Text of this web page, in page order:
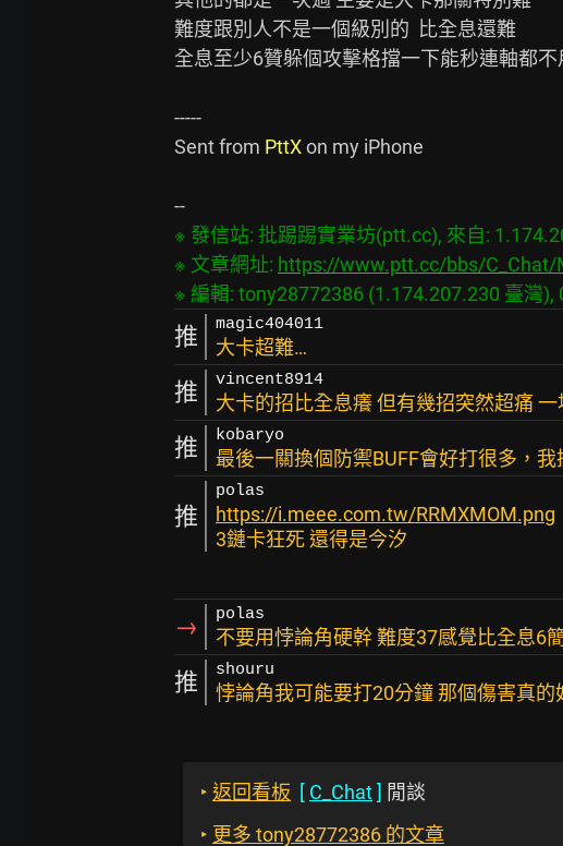
難度跟別人不是一個級別的  比全息還難
全息至少6贊躲個攻擊格擋一下能秒連軸都不
-----
Sent from PttX on my iPhone
※ 發信站: 批踢踢實業坊(ptt.cc), 來自:
※ 文章網址: https://www.ptt.cc/bbs/C_Chat/
推 magic404011
大卡超難…
推 vincent8914
大卡的招比全息癢 但有幾招突然超痛
推 kobaryo
最後一關換個防禦BUFF會好打很多，
推
polas
https://i.meee.com.tw/RRMXMOM.png
3鏈卡狂死 還得是今汐
→ polas
不要用悖論角硬幹 難度37感覺比全息6
推 shouru
悖論角我可能要打20分鐘 那個傷害真的
‣ 返回看板 [ C_Chat] 閒談
‣ 更多 tony28772386 的文章